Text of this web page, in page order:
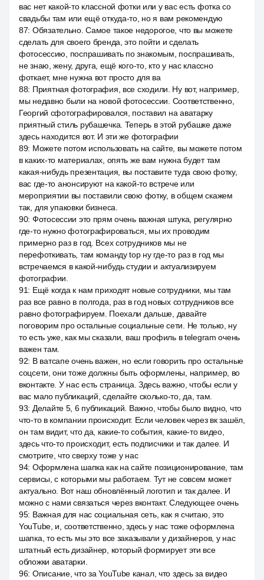
вас нет какой-то классной фотки или у вас есть фотка со
свадьбы там или ещё откуда-то, но я вам рекомендую
87: Обязательно. Самое такое недорогое, что вы можете
сделать для своего бренда, это пойти и сделать
фотосессию, поспрашивать по знакомым, поспрашивать,
не знаю, жену, друга, ещё кого-то, кто у нас классно
фоткает, мне нужна вот просто для ва
88: Приятная фотография, все сходили. Ну вот, например,
мы недавно были на новой фотосессии. Соответственно,
Георгий сфотографировался, поставил на аватарку
приятный стиль рубашечка. Теперь в этой рубашке даже
здесь находится вот. И эти же фотографии
89: Можете потом использовать на сайте, вы можете потом
в каких-то материалах, опять же вам нужна будет там
какая-нибудь презентация, вы поставите туда свою фотку,
вас где-то анонсируют на какой-то встрече или
мероприятии вы поставили свою фотку, в общем скажем
так, для упаковки бизнеса.
90: Фотосессии это прям очень важная штука, регулярно
где-то нужно фотографироваться, мы их проводим
примерно раз в год. Всех сотрудников мы не
перефоткивать, там команду top ну где-то раз в год мы
встречаемся в какой-нибудь студии и актуализируем
фотографии.
91: Ещё когда к нам приходят новые сотрудники, мы там
раз все равно в полгода, раз в год новых сотрудников все
равно фотографируем. Поехали дальше, давайте
поговорим про остальные социальные сети. Не только, ну
то есть уже, как мы сказали, ваш профиль в telegram очень
важен там.
92: В ватсапе очень важен, но если говорить про остальные
соцсети, они тоже должны быть оформлены, например, во
вконтакте. У нас есть страница. Здесь важно, чтобы если у
вас мало публикаций, сделайте сколько-то, да, там.
93: Делайте 5, 6 публикаций. Важно, чтобы было видно, что
что-то в компании происходит. Если человек через вк зашёл,
он там видит, что да, какие-то события, какие-то видео,
здесь что-то происходит, есть подписчики и так далее. И
смотрите, что сверху тоже у нас
94: Оформлена шапка как на сайте позиционирование, там
сервисы, с которыми мы работаем. Тут не совсем может
актуально. Вот наш обновлённый логотип и так далее. И
можно с нами связаться через вконтакт. Следующее очень
95: Важная для нас социальная сеть, как я считаю, это
YouTube, и, соответственно, здесь у нас тоже оформлена
шапка, то есть мы это все заказывали у дизайнеров, у нас
штатный есть дизайнер, который формирует эти все
обложки аватарки.
96: Описание, что за YouTube канал, что здесь за видео